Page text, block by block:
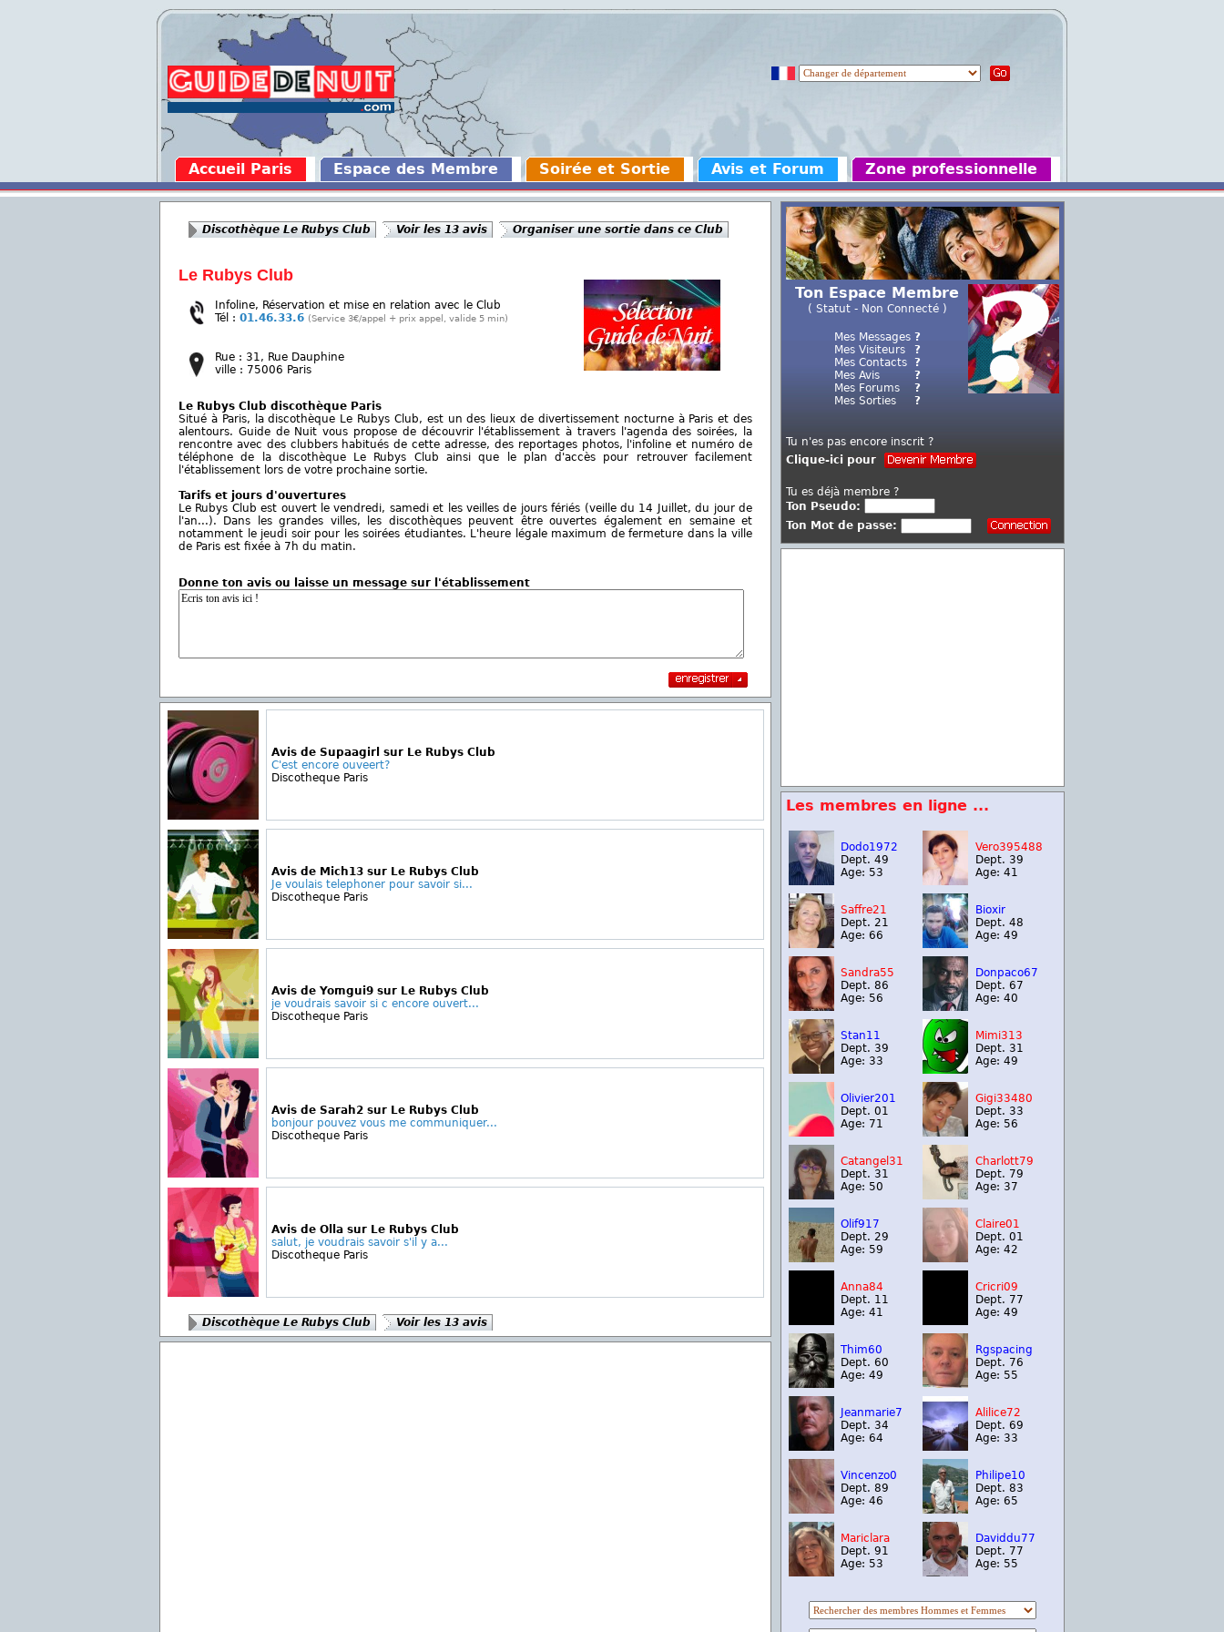
Accueil Paris Espace des Membre Soirée et Sortie Avis et Forum Zone professionnelle
Discothèque Le Rubys Club Voir les 13 avis Organiser une sortie dans ce Club
Le Rubys Club
Infoline, Réservation et mise en relation avec le Club
Tél : 01.46.33.6 (Service 3€/appel + prix appel, valide 5 min)
Rue : 31, Rue Dauphine
ville : 75006 Paris
Le Rubys Club discothèque Paris
Situé à Paris, la discothèque Le Rubys Club, est un des lieux de divertissement nocturne à Paris et des
alentours. Guide de Nuit vous propose de découvrir l'établissement à travers l'agenda des soirées, la
rencontre avec des clubbers habitués de cette adresse, des reportages photos, l'infoline et numéro de
téléphone de la discothèque Le Rubys Club ainsi que le plan d'accès pour retrouver facilement
l'établissement lors de votre prochaine sortie.
Tarifs et jours d'ouvertures
Le Rubys Club est ouvert le vendredi, samedi et les veilles de jours fériés (veille du 14 Juillet, du jour de
l'an...). Dans les grandes villes, les discothèques peuvent être ouvertes également en semaine et
notamment le jeudi soir pour les soirées étudiantes. L'heure légale maximum de fermeture dans la ville
de Paris est fixée à 7h du matin.
Donne ton avis ou laisse un message sur l'établissement
Avis de Supaagirl sur Le Rubys Club
C'est encore ouveert?
Discotheque Paris
Avis de Mich13 sur Le Rubys Club
Je voulais telephoner pour savoir si...
Discotheque Paris
Avis de Yomgui9 sur Le Rubys Club
je voudrais savoir si c encore ouvert...
Discotheque Paris
Avis de Sarah2 sur Le Rubys Club
bonjour pouvez vous me communiquer...
Discotheque Paris
Avis de Olla sur Le Rubys Club
salut, je voudrais savoir s'il y a...
Discotheque Paris
Discothèque Le Rubys Club Voir les 13 avis
Ton Espace Membre
( Statut - Non Connecté )
Mes Messages
Mes Visiteurs
Mes Contacts
Mes Avis
Mes Forums
Mes Sorties
?
?
?
?
?
?
Tu n'es pas encore inscrit ?
Clique-ici pour
Tu es déjà membre ?
Ton Pseudo:
Ton Mot de passe:
Les membres en ligne ...
Dodo1972
Dept. 49
Age: 53
Vero395488
Dept. 39
Age: 41
Saffre21
Dept. 21
Age: 66
Bioxir
Dept. 48
Age: 49
Sandra55
Dept. 86
Age: 56
Donpaco67
Dept. 67
Age: 40
Stan11
Dept. 39
Age: 33
Mimi313
Dept. 31
Age: 49
Olivier201
Dept. 01
Age: 71
Gigi33480
Dept. 33
Age: 56
Catangel31
Dept. 31
Age: 50
Charlott79
Dept. 79
Age: 37
Olif917
Dept. 29
Age: 59
Claire01
Dept. 01
Age: 42
Anna84
Dept. 11
Age: 41
Cricri09
Dept. 77
Age: 49
Thim60
Dept. 60
Age: 49
Rgspacing
Dept. 76
Age: 55
Jeanmarie7
Dept. 34
Age: 64
Alilice72
Dept. 69
Age: 33
Vincenzo0
Dept. 89
Age: 46
Philipe10
Dept. 83
Age: 65
Mariclara
Dept. 91
Age: 53
Daviddu77
Dept. 77
Age: 55